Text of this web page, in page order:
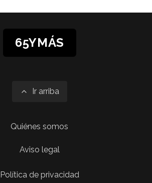
65YMÁS
Ir arriba
Quiénes somos
Aviso legal
Política de privacidad